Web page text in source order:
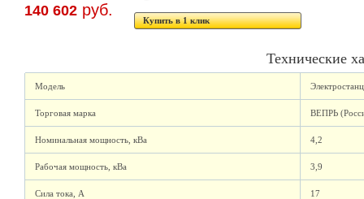
140 602 руб.
Купить в 1 клик
Технические
Модель
Торговая марка ВЕПРЬ
Номинальная мощность, кВа 4,2
Рабочая мощность, кВа 3,9
Сила тока, А 17